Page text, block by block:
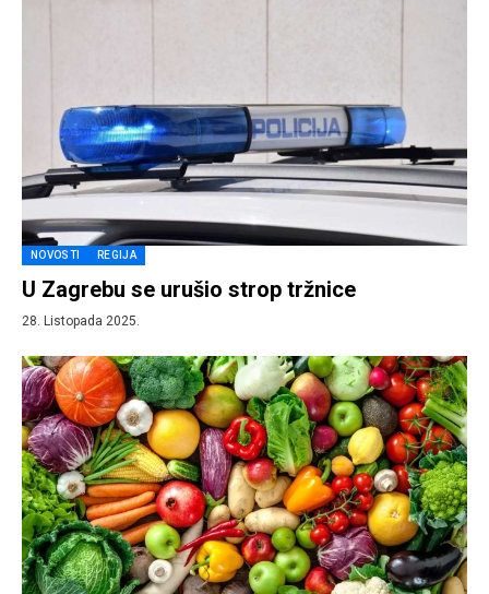
NOVOSTI REGIJA
U Zagrebu se urušio strop tržnice
28. Listopada 2025.